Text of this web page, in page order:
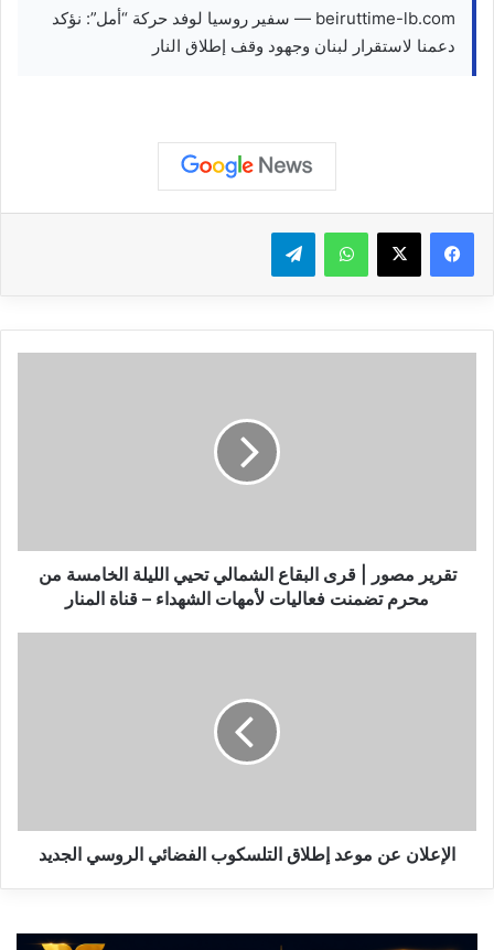
beiruttime-lb.com — سفير روسيا لوفد حركة “أمل”: نؤكد
دعمنا لاستقرار لبنان وجهود وقف إطلاق النار
واتساب تيلقرام
الخامسة
تقرير مصور | قرى البقاع الشمالي تحيي الليلة الخامسة من
محرم تضمنت فعاليات لأمهات الشهداء – قناة المنار
الإعلان عن موعد إطلاق التلسكوب الفضائي الروسي الجديد